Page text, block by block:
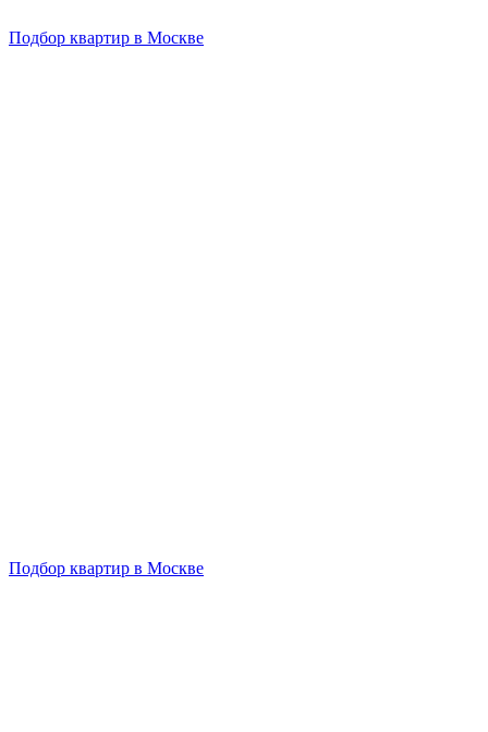
Подбор квартир в Москве
Подбор квартир в Москве